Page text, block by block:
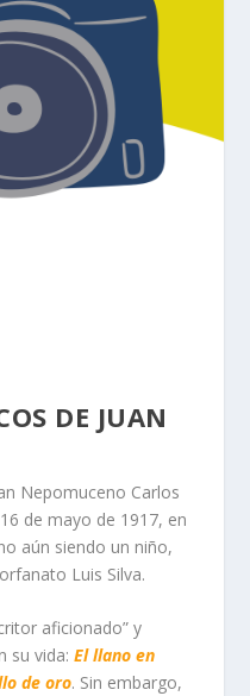
DE JUAN
Nepomuceno Carlos
de mayo de 1917, en
aún siendo un niño,
Luis Silva.
aficionado” y
su vida:El llano en
de oro. Sin embargo,